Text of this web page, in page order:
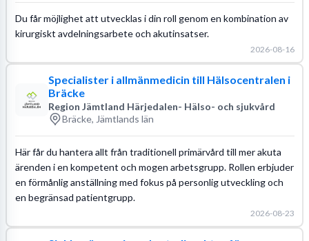
Du får möjlighet att utvecklas i din roll genom en kombination av
kirurgiskt avdelningsarbete och akutinsatser.
2026-08-16
Specialister i allmänmedicin till Hälsocentralen i
Bräcke
Region Jämtland Härjedalen- Hälso- och sjukvård
Bräcke, Jämtlands län
Här får du hantera allt från traditionell primärvård till mer akuta
ärenden i en kompetent och mogen arbetsgrupp. Rollen erbjuder
en förmånlig anställning med fokus på personlig utveckling och
en begränsad patientgrupp.
2026-08-23